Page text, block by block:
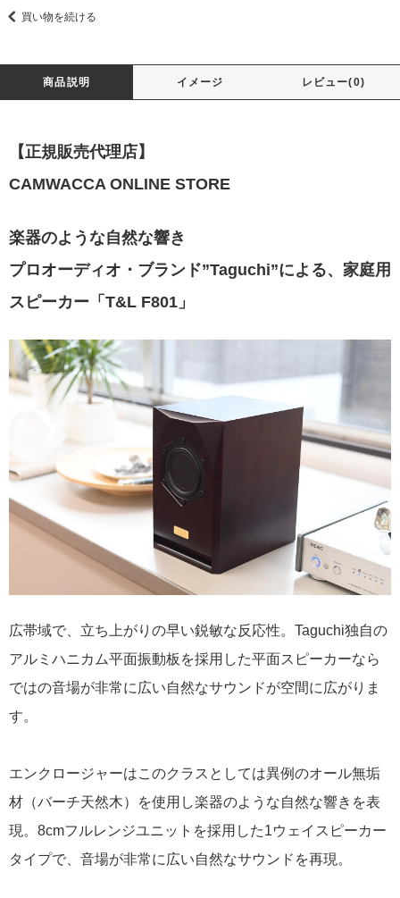
買い物を続ける
商品説明 イメージ レビュー(0)
【正規販売代理店】
CAMWACCA ONLINE STORE
楽器のような自然な響き
プロオーディオ・ブランド”Taguchi”による、家庭用
スピーカー「T&L F801」
広帯域で、立ち上がりの早い鋭敏な反応性。Taguchi独自の
アルミハニカム平面振動板を採用した平面スピーカーなら
ではの音場が非常に広い自然なサウンドが空間に広がりま
す。
エンクロージャーはこのクラスとしては異例のオール無垢
材（バーチ天然木）を使用し楽器のような自然な響きを表
現。8cmフルレンジユニットを採用した1ウェイスピーカー
タイプで、音場が非常に広い自然なサウンドを再現。